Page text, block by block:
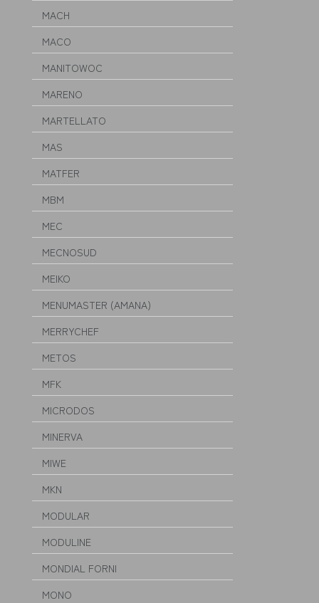
MACH
MACO
MANITOWOC
MARENO
MARTELLATO
MAS
MATFER
MBM
MEC
MECNOSUD
MEIKO
MENUMASTER (AMANA)
MERRYCHEF
METOS
MFK
MICRODOS
MINERVA
MIWE
MKN
MODULAR
MODULINE
MONDIAL FORNI
MONO